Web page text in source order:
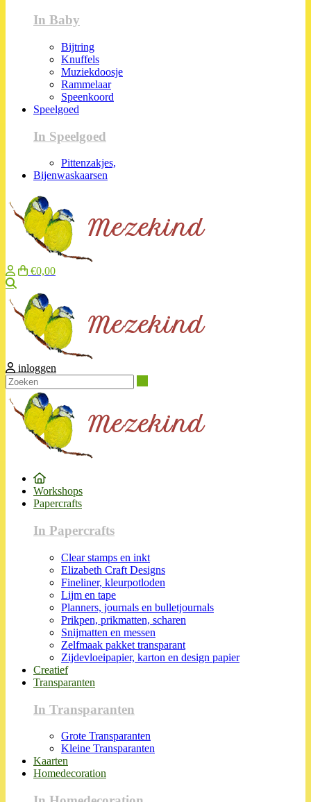
In Baby
Bijtring
Knuffels
Muziekdoosje
Rammelaar
Speenkoord
Speelgoed
In Speelgoed
Pittenzakjes,
Bijenwaskaarsen
€0,00
inloggen
Workshops
Papercrafts
In Papercrafts
Clear stamps en inkt
Elizabeth Craft Designs
Fineliner, kleurpotloden
Lijm en tape
Planners, journals en bulletjournals
Prikpen, prikmatten, scharen
Snijmatten en messen
Zelfmaak pakket transparant
Zijdevloeipapier, karton en design papier
Creatief
Transparanten
In Transparanten
Grote Transparanten
Kleine Transparanten
Kaarten
Homedecoration